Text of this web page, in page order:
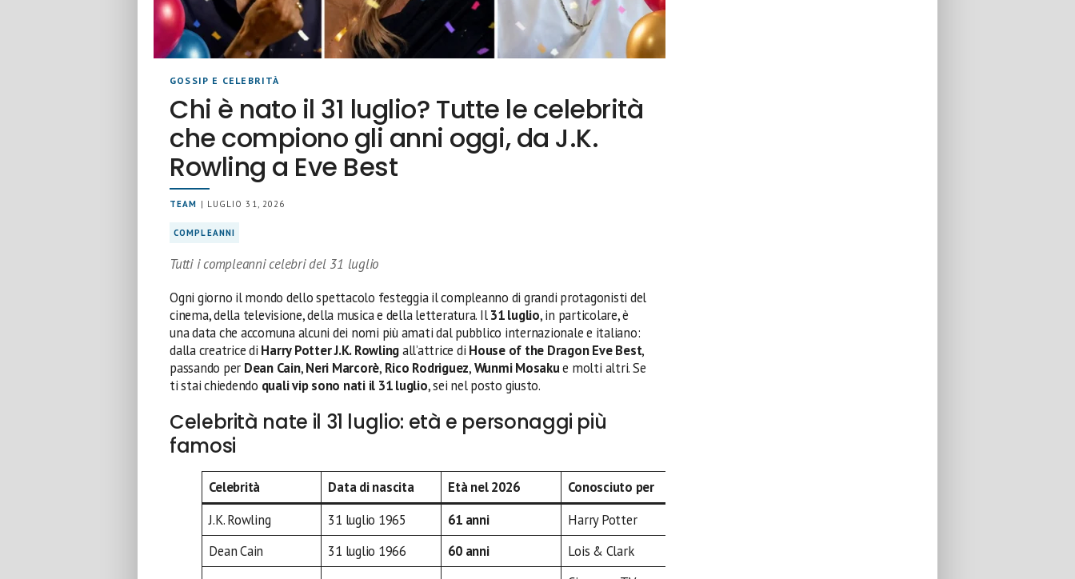
GOSSIP E CELEBRITÀ
Chi è nato il 31 luglio? Tutte le celebrità
che compiono gli anni oggi, da J.K.
Rowling a Eve Best
TEAM | LUGLIO 31, 2026
COMPLEANNI
Tutti i compleanni celebri del 31 luglio
Ogni giorno il mondo dello spettacolo festeggia il compleanno di grandi protagonisti del
cinema, della televisione, della musica e della letteratura. Il31 luglio, in particolare, è
una data che accomuna alcuni dei nomi più amati dal pubblico internazionale e italiano:
dalla creatrice di Harry PotterJ.K. Rowlingall’attrice di House of the Dragon Eve Best,
passando per Dean Cain,Neri Marcorè, Rico Rodriguez,Wunmi Mosakue molti altri. Se
ti stai chiedendo quali vip sono nati il 31 luglio, sei nel posto giusto.
Celebrità nate il 31 luglio: età e personaggi più
famosi
Celebrità Data di nascita Età nel 2026
Conosciuto per
J.K. Rowling
31 luglio 1965 61 anni
Harry Potter
Dean Cain
31 luglio 1966 60 anni
Lois & Clark